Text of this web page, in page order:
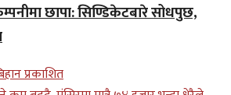
छापा: सिण्डिकेटबारे सोधपुछ,
प्रकाशित